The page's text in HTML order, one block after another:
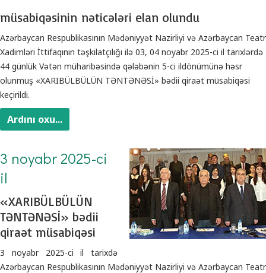
müsabiqəsinin nəticələri elan olundu
Azərbaycan Respublikasının Mədəniyyət Nazirliyi və Azərbaycan Teatr
Xadimləri İttifaqının təşkilatçılığı ilə 03, 04 noyabr 2025-ci il tarixlərdə
44 günlük Vətən müharibəsində qələbənin 5-ci ildönümünə həsr
olunmuş «XARIBÜLBÜLÜN TƏNTƏNƏSİ» bədii qiraət müsabiqəsi
keçirildi.
Ardını oxu...
3 noyabr 2025-ci
il
«XARIBÜLBÜLÜN
TƏNTƏNƏSİ» bədii
qiraət müsabiqəsi
3 noyabr 2025-ci il tarixdə
Azərbaycan Respublikasının Mədəniyyət Nazirliyi və Azərbaycan Teatr